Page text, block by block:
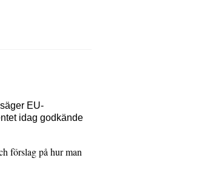
EU-
idag godkände
förslag på hur man